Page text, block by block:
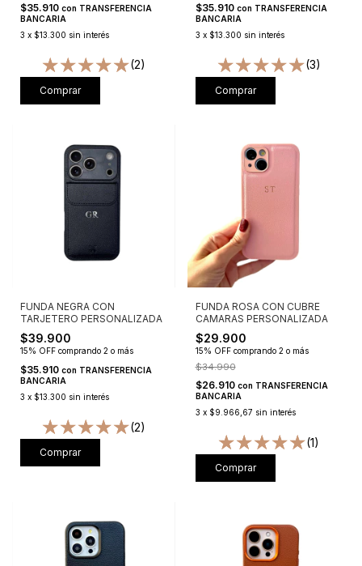
$35.910 con TRANSFERENCIA
BANCARIA
3 x $13.300 sin interés
(2)
Comprar
$35.910 con TRANSFERENCIA
BANCARIA
3 x $13.300 sin interés
(3)
Comprar
FUNDA NEGRA CON
TARJETERO PERSONALIZADA
$39.900
15% OFF comprando 2 o más
$35.910 con TRANSFERENCIA
BANCARIA
3 x $13.300 sin interés
(2)
Comprar
FUNDA ROSA CON CUBRE
CAMARAS PERSONALIZADA
$29.900
15% OFF comprando 2 o más
$34.990
$26.910 con TRANSFERENCIA
BANCARIA
3 x $9.966,67 sin interés
(1)
Comprar